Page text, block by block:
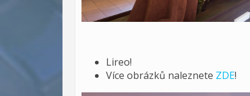
Lireo!
Více obrázků naleznete ZDE!